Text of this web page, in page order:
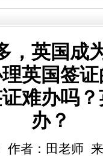
，英国成
英国签
难办吗
办？
作者：田老师